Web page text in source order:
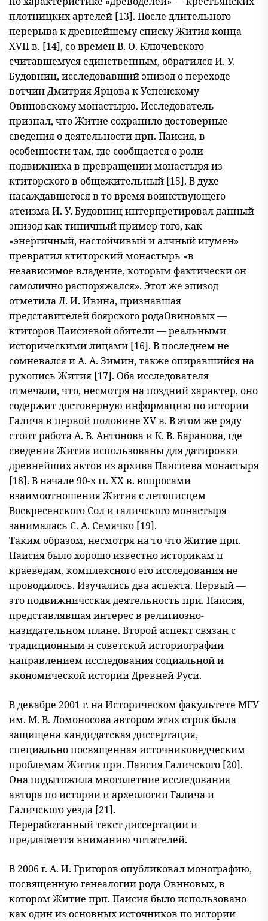
плотницких артелей [13]. После длительного
перерыва к древнейшему списку Жития конца
XVII в. [14], со времен В. О. Ключевского
считавшемуся единственным, обратился И. У.
Будовниц, исследовавший эпизод о переходе
вотчин Дмитрия Ярцова к Успенскому
Овнновскому монастырю. Исследователь
признал, что Житие сохранило достоверные
сведения о деятельности прп. Паисия, в
особенности там, где сообщается о роли
подвижника в превращении монастыря из
ктиторского в общежительный [15]. В духе
насаждавшегося в то время воинствующего
атеизма И. У. Будовниц интерпретировал данный
эпизод как типичный пример того, как
«энергичный, настойчивый и алчный игумен»
превратил ктиторский монастырь «в
независимое владение, которым фактически он
самолично распоряжался». Этот же эпизод
отметила Л. И. Ивина, признавшая
представителей боярского родаОвиновых —
ктиторов Паисиевой обители — реальными
историческими лицами [16]. В последнем не
сомневался и А. А. Зимин, также опиравшийся на
рукопись Жития [17]. Оба исследователя
отмечали, что, несмотря на поздний характер, оно
содержит достоверную информацию по истории
Галича в первой половине XV в. В этом же ряду
стоит работа А. В. Антонова и К. В. Баранова, где
сведения Жития использованы для датировки
древнейших актов из архива Паисиева монастыря
[18]. В начале 90-х гг. XX в. вопросами
взаимоотношения Жития с летописцем
Воскресенского Сол и галичского монастыря
занималась С. А. Семячко [19].
Таким образом, несмотря на то что Житие прп.
Паисия было хорошо известно историкам п
краеведам, комплексного его исследования не
проводилось. Изучались два аспекта. Первый —
это подвижничсская деятельность при. Паисия,
представлявшая интерес в религиозно-
назидательном плане. Второй аспект связан с
традиционным н советской историографии
направлением исследования социальной и
экономической истории Древней Руси.
В декабре 2001 г. на Историческом факультете МГУ
им. М. В. Ломоносова автором этих строк была
защищена кандидатская диссертация,
специально посвященная источниковедческим
проблемам Жития при. Паисия Галичского [20].
Она подытожила многолетние исследования
автора по истории и археологии Галича и
Галичского уезда [21].
Переработанный текст диссертации и
предлагается вниманию читателей.
В 2006 г. А. И. Григоров опубликовал монографию,
посвященную генеалогии рода Овнновых, в
котором Житие прп. Паисия было использовано
как один из основных источников по истории